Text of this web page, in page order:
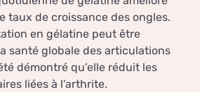
taux de croissance des ongles.
en gélatine peut être
santé globale des articulations
démontré qu’elle réduit les
liées à l’arthrite.